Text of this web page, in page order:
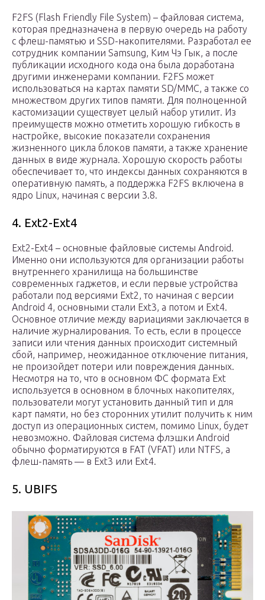
F2FS (Flash Friendly File System) – файловая система,
которая предназначена в первую очередь на работу
с флеш-памятью и SSD-накопителями. Разработал ее
сотрудник компании Samsung, Ким Чэ Гык, а после
публикации исходного кода она была доработана
другими инженерами компании. F2FS может
использоваться на картах памяти SD/MMC, а также со
множеством других типов памяти. Для полноценной
кастомизации существует целый набор утилит. Из
преимуществ можно отметить хорошую гибкость в
настройке, высокие показатели сохранения
жизненного цикла блоков памяти, а также хранение
данных в виде журнала. Хорошую скорость работы
обеспечивает то, что индексы данных сохраняются в
оперативную память, а поддержка F2FS включена в
ядро Linux, начиная с версии 3.8.
4. Ext2-Ext4
Ext2-Ext4 – основные файловые системы Android.
Именно они используются для организации работы
внутреннего хранилища на большинстве
современных гаджетов, и если первые устройства
работали под версиями Ext2, то начиная с версии
Android 4, основными стали Ext3, а потом и Ext4.
Основное отличие между вариациями заключается в
наличие журналирования. То есть, если в процессе
записи или чтения данных происходит системный
сбой, например, неожиданное отключение питания,
не произойдет потери или повреждения данных.
Несмотря на то, что в основном ФС формата Ext
используется в основном в блочных накопителях,
пользователи могут установить данный тип и для
карт памяти, но без сторонних утилит получить к ним
доступ из операционных систем, помимо Linux, будет
невозможно. Файловая система флэшки Android
обычно форматируются в FAT (VFAT) или NTFS, а
флеш-память — в Ext3 или Ext4.
5. UBIFS